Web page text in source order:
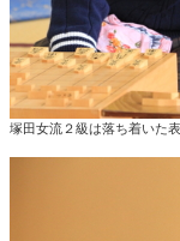
塚田女流２級は落ち着いた表